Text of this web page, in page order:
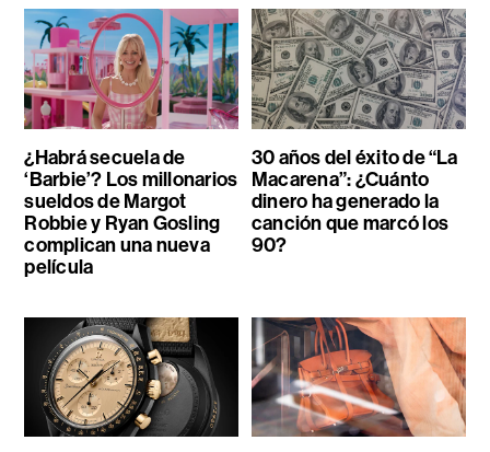
¿Habrá secuela de
‘Barbie’? Los millonarios
sueldos de Margot
Robbie y Ryan Gosling
complican una nueva
película
30 años del éxito de “La
Macarena”: ¿Cuánto
dinero ha generado la
canción que marcó los
90?